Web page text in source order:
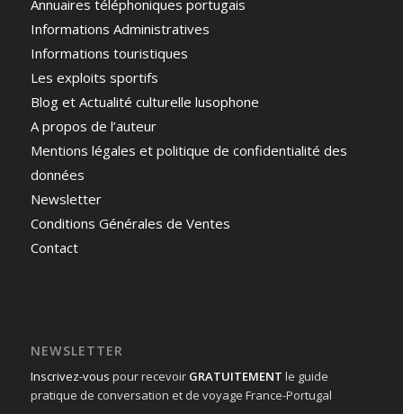
Annuaires téléphoniques portugais
Informations Administratives
Informations touristiques
Les exploits sportifs
Blog et Actualité culturelle lusophone
A propos de l’auteur
Mentions légales et politique de confidentialité des
données
Newsletter
Conditions Générales de Ventes
Contact
NEWSLETTER
Inscrivez-vous pour recevoir GRATUITEMENT le guide
pratique de conversation et de voyage France-Portugal